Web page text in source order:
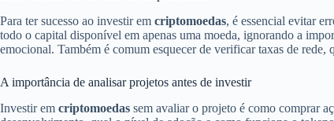
Para ter sucesso ao investir em criptomoedas, é essencial evitar
todo o capital disponível em apenas uma moeda, ignorando a
emocional. Também é comum esquecer de verificar taxas de rede,
A importância de analisar projetos antes de investir
Investir em criptomoedas sem avaliar o projeto é como comprar